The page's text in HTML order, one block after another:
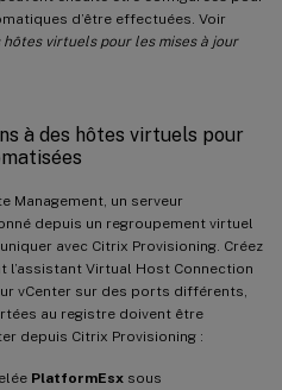
d’être effectuées. Voir
virtuels pour les mises à jour
à des hôtes virtuels pour
Management, un serveur
depuis un regroupement virtuel
avec Citrix Provisioning. Créez
l’assistant Virtual Host Connection
vCenter sur des ports différents,
au registre doivent être
depuis Citrix Provisioning :
PlatformEsx sous